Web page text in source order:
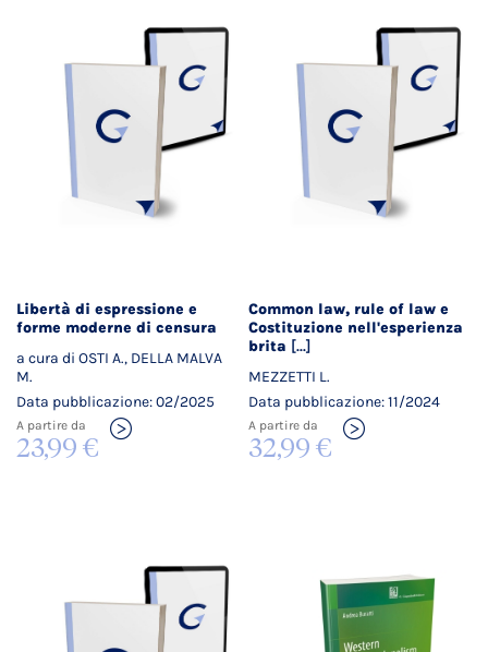
Libertà di espressione e
forme moderne di censura
a cura di OSTI A., DELLA MALVA
M.
Data pubblicazione: 02/2025
A partire da
23,99 €
Common law, rule of law e
Costituzione nell'esperienza
brita [...]
MEZZETTI L.
Data pubblicazione: 11/2024
A partire da
32,99 €